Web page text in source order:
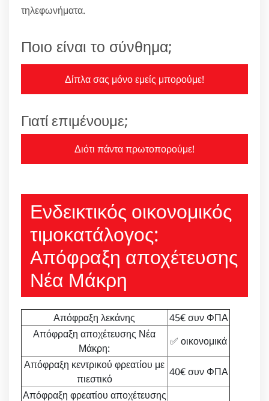
τηλεφωνήματα.
Ποιο είναι το σύνθημα;
Δίπλα σας μόνο εμείς μπορούμε!
Γιατί επιμένουμε;
Διότι πάντα πρωτοπορούμε!
Ενδεικτικός οικονομικός
τιμοκατάλογος:
Απόφραξη αποχέτευσης
Νέα Μάκρη
Απόφραξη λεκάνης
45€ συν ΦΠΑ
Απόφραξη αποχέτευσης Νέα
Μάκρη:
✅ οικονομικά
Απόφραξη κεντρικού φρεατίου με
πιεστικό
40€ συν ΦΠΑ
Απόφραξη φρεατίου αποχέτευσης